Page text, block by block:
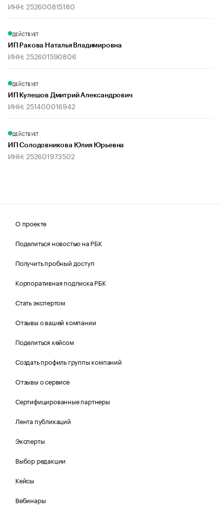
ИНН: 252600815180
ДЕЙСТВУЕТ
ИП Ракова Наталья Владимировна
ИНН: 252601590806
ДЕЙСТВУЕТ
ИП Кулешов Дмитрий Александрович
ИНН: 251400016942
ДЕЙСТВУЕТ
ИП Солодовникова Юлия Юрьевна
ИНН: 252601973502
О проекте
Поделиться новостью на РБК
Получить пробный доступ
Корпоративная подписка РБК
Стать экспертом
Отзывы о вашей компании
Поделиться кейсом
Создать профиль группы компаний
Отзывы о сервисе
Сертифицированные партнеры
Лента публикаций
Эксперты
Выбор редакции
Кейсы
Вебинары